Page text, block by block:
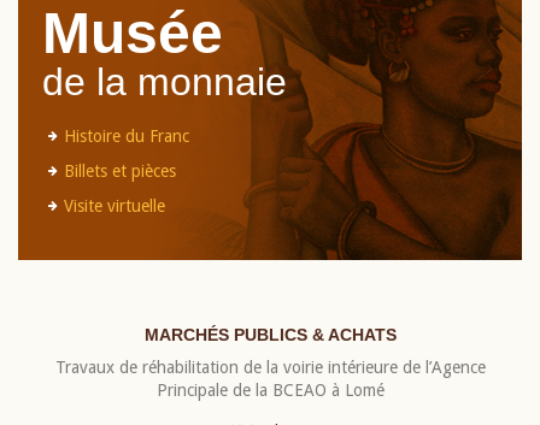
Musée
de la monnaie
Histoire du Franc
Billets et pièces
Visite virtuelle
MARCHÉS PUBLICS & ACHATS
Travaux de réhabilitation de la voirie intérieure de l’Agence
Principale de la BCEAO à Lomé